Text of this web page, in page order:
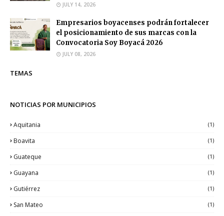
JULY 14, 2026
Empresarios boyacenses podrán fortalecer
el posicionamiento de sus marcas con la
Convocatoria Soy Boyacá 2026
JULY 08, 2026
TEMAS
NOTICIAS POR MUNICIPIOS
Aquitania (1)
Boavita (1)
Guateque (1)
Guayana (1)
Gutiérrez (1)
San Mateo (1)